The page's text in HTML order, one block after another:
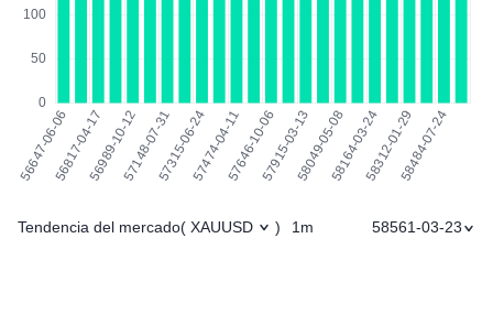
Tendencia del mercado( XAUUSD ) 1m 58561-03-23